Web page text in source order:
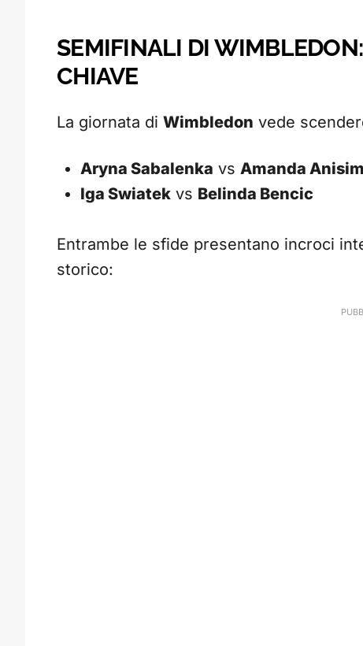
SEMIFINALI DI
CHIAVE
La giornata di Wimbledon vede
Aryna Sabalenka vs Amanda
Iga Swiatek vs Belinda Bencic
Entrambe le sfide presentano incroci
storico: